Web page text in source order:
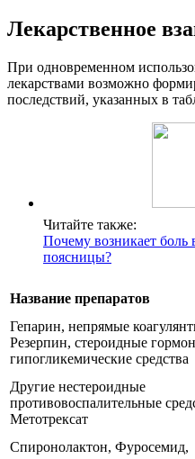
Лекарственное
При одновременном
лекарствами возможно
последствий, указанных в
Читайте также:
Почему возникает боль
поясницы?
Название препаратов
Гепарин, непрямые
Резерпин, стероидные
гипогликемические средства
Другие нестероидные
противовоспалительные
Метотрексат
Спиронолактон, Фуросемид,